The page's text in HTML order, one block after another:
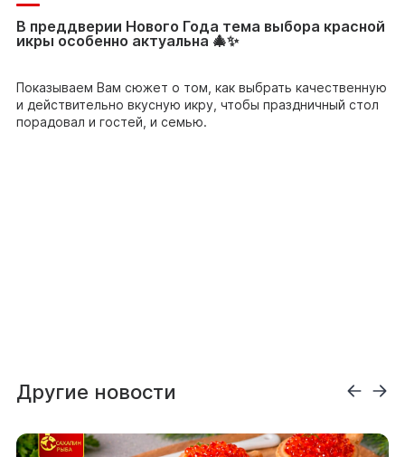
В преддверии Нового Года тема выбора красной
икры особенно актуальна 🎄✨
Показываем Вам сюжет о том, как выбрать качественную
и действительно вкусную икру, чтобы праздничный стол
порадовал и гостей, и семью.
Другие новости